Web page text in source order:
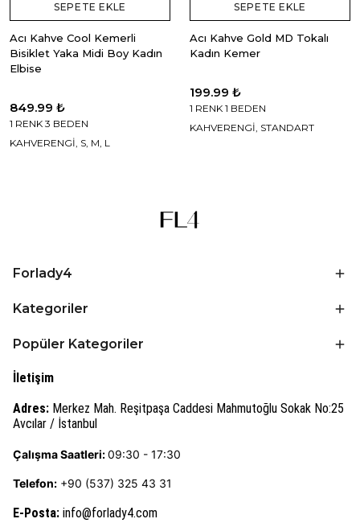
SEPETE EKLE
Acı Kahve Cool Kemerli
Bisiklet Yaka Midi Boy Kadın
Elbise
849.99 ₺
1 RENK 3 BEDEN
KAHVERENGİ, S, M, L
SEPETE EKLE
Acı Kahve Gold MD Tokalı
Kadın Kemer
199.99 ₺
1 RENK 1 BEDEN
KAHVERENGİ, STANDART
Forlady4
Kategoriler
Popüler Kategoriler
İletişim
Adres: Merkez Mah. Reşitpaşa Caddesi Mahmutoğlu Sokak No:25
Avcılar / İstanbul
Çalışma Saatleri:09:30 - 17:30
Telefon: +90 (537) 325 43 31
E-Posta: info@forlady4.com